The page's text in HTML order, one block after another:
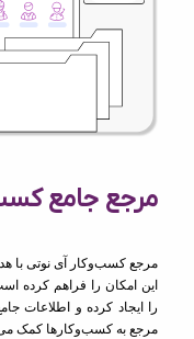
مرجع جامع
مرجع کسب‌وکار آی نوتی با
این امکان را فراهم کرده
را ایجاد کرده و اطلاعات
مرجع به کسب‌وکارها کمک